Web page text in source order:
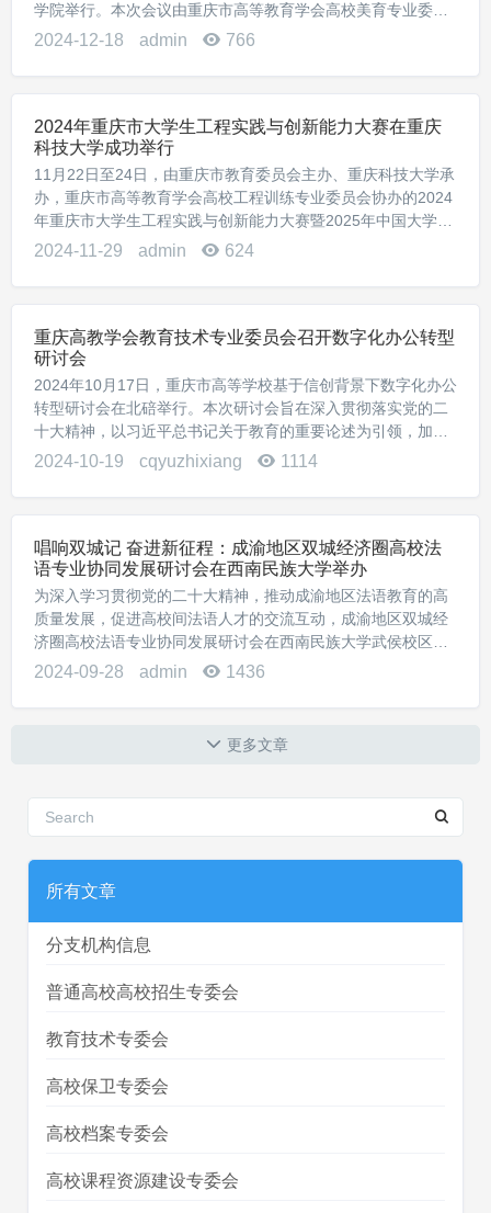
学院举行。本次会议由重庆市高等教育学会高校美育专业委员
会主办，长江师范学院承办。来自中央美术学院、首都师范大
2024-12-18 admin 766
2024年重庆市大学生工程实践与创新能力大赛在重庆
科技大学成功举行
11月22日至24日，由重庆市教育委员会主办、重庆科技大学承
办，重庆市高等教育学会高校工程训练专业委员会协办的2024
年重庆市大学生工程实践与创新能力大赛暨2025年中国大学生
工程实践与创新能力大赛选拔赛在重庆科技大学隆重举行。来
2024-11-29 admin 624
重庆高教学会教育技术专业委员会召开数字化办公转型
研讨会
2024年10月17日，重庆市高等学校基于信创背景下数字化办公
转型研讨会在北碚举行。本次研讨会旨在深入贯彻落实党的二
十大精神，以习近平总书记关于教育的重要论述为引领，加深
教师对数字技术在经济社会及教育发展中价值的理解，深化认
2024-10-19 cqyuzhixiang 1114
唱响双城记 奋进新征程：成渝地区双城经济圈高校法
语专业协同发展研讨会在西南民族大学举办
为深入学习贯彻党的二十大精神，推动成渝地区法语教育的高
质量发展，促进高校间法语人才的交流互动，成渝地区双城经
济圈高校法语专业协同发展研讨会在西南民族大学武侯校区召
开。本次研讨会是“中华文学艺术传承与交流学术研讨会”系列
2024-09-28 admin 1436
更多文章
所有文章
分支机构信息
普通高校高校招生专委会
教育技术专委会
高校保卫专委会
高校档案专委会
高校课程资源建设专委会